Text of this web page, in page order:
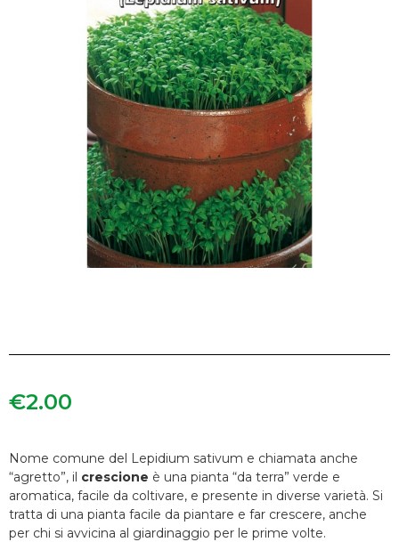
€2.00
Nome comune del Lepidium sativum e chiamata anche
“agretto”, il crescione è una pianta “da terra” verde e
aromatica, facile da coltivare, e presente in diverse varietà. Si
tratta di una pianta facile da piantare e far crescere, anche
per chi si avvicina al giardinaggio per le prime volte.